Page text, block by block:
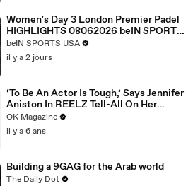
Women's Day 3 London Premier Padel
HIGHLIGHTS 08062026 beIN SPORTS
USA.mp4
beIN SPORTS USA
il y a 2 jours
‘To Be An Actor Is Tough,’ Says Jennifer
Aniston In REELZ Tell-All On Her
Highs & Lows
OK Magazine
il y a 6 ans
Building a 9GAG for the Arab world
The Daily Dot